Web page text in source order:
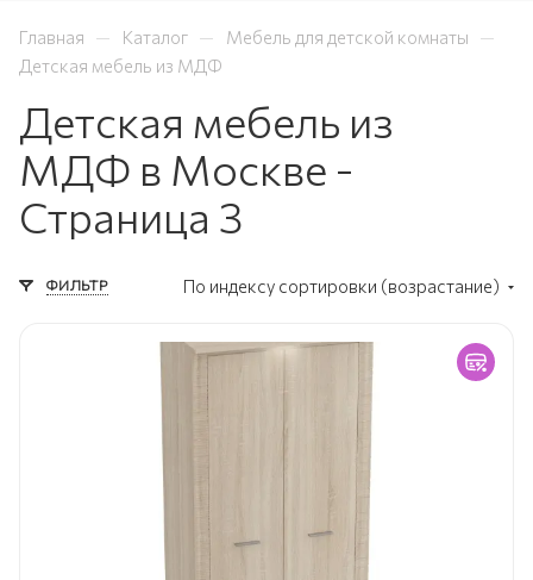
Главная — Каталог — Мебель для детской комнаты —
Детская мебель из МДФ
Детская мебель из
МДФ в Москве -
Страница 3
ФИЛЬТР По индексу сортировки (возрастание)